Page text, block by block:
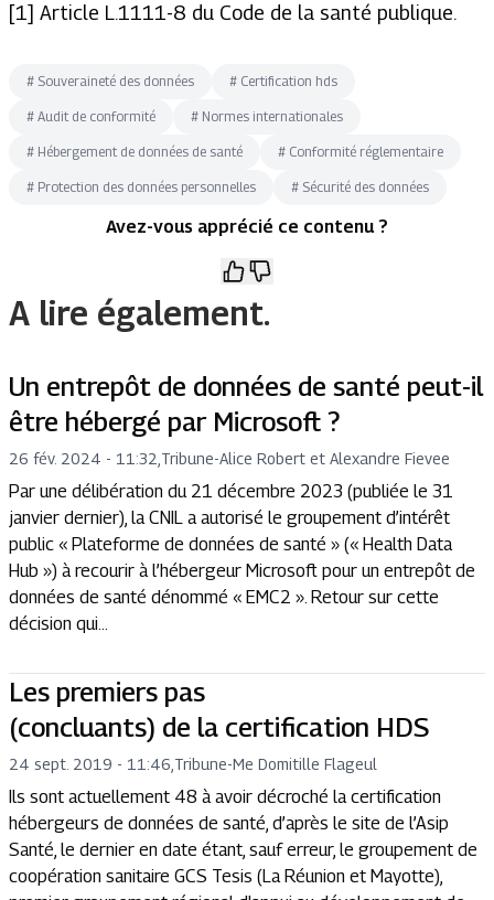
[1] Article L.1111-8 du Code de la santé publique.
# Souveraineté des données # Certification hds
# Audit de conformité # Normes internationales
# Hébergement de données de santé # Conformité réglementaire
# Protection des données personnelles # Sécurité des données
Avez-vous apprécié ce contenu ?
A lire également.
Un entrepôt de données de santé peut-il
être hébergé par Microsoft ?
26 fév. 2024 - 11:32 Tribune-Alice Robert et Alexandre Fievee
Par une délibération du 21 décembre 2023 (publiée le 31
janvier dernier), la CNIL a autorisé le groupement d’intérêt
public « Plateforme de données de santé » (« Health Data
Hub ») à recourir à l’hébergeur Microsoft pour un entrepôt de
données de santé dénommé « EMC2 ». Retour sur cette
décision qui...
Les premiers pas
(concluants) de la certification HDS
24 sept. 2019 - 11:46 Tribune-Me Domitille Flageul
Ils sont actuellement 48 à avoir décroché la certification
hébergeurs de données de santé, d’après le site de l’Asip
Santé, le dernier en date étant, sauf erreur, le groupement de
coopération sanitaire GCS Tesis (La Réunion et Mayotte),